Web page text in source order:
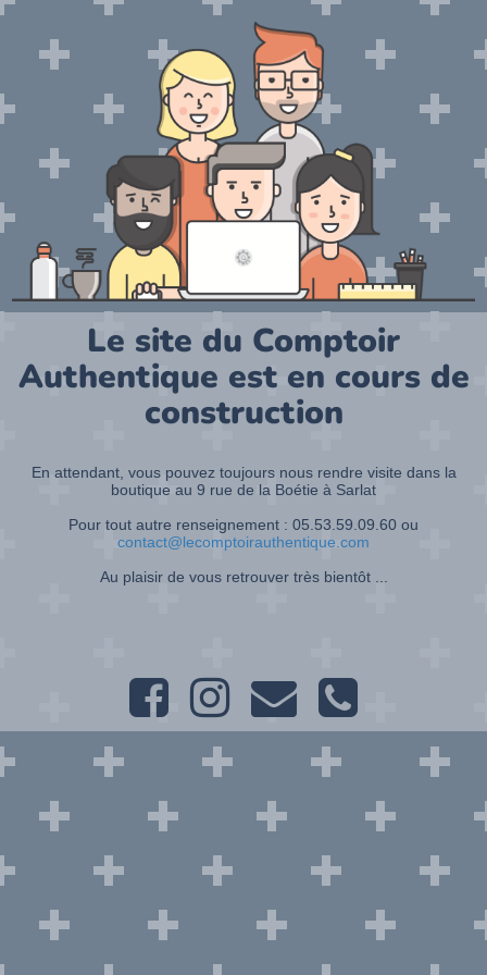
Le site du Comptoir
Authentique est en cours de
construction
En attendant, vous pouvez toujours nous rendre visite dans la
boutique au 9 rue de la Boétie à Sarlat
Pour tout autre renseignement : 05.53.59.09.60 ou
contact@lecomptoirauthentique.com
Au plaisir de vous retrouver très bientôt ...